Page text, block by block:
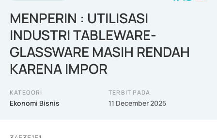
MENPERIN : UTILISASI
INDUSTRI TABLEWARE-
GLASSWARE MASIH RENDAH
KARENA IMPOR
KATEGORI
Ekonomi Bisnis
TERBIT PADA
11 December 2025